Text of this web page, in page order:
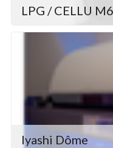
LPG / CELLU
Iyashi Dôme